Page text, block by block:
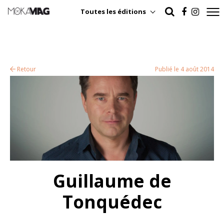
Toutes les éditions
Retour Publié le 4 août 2014
Guillaume de
Tonquédec